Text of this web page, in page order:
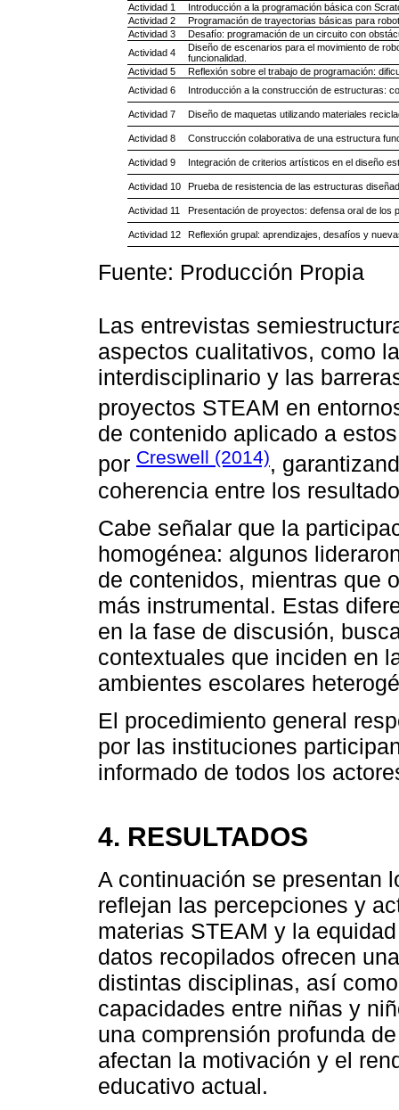
Actividad 1
Introducción a la programación básica con
Actividad 2
Programación de trayectorias básicas para
Actividad 3
Desafío: programación de un circuito con
Actividad 4
Diseño de escenarios para el movimiento de
funcionalidad.
Actividad 5
Reflexión sobre el trabajo de programación:
Actividad 6
Introducción a la construcción de estructuras:
Actividad 7 Diseño de maquetas utilizando materiales
Actividad 8 Construcción colaborativa de una estructura
Actividad 9 Integración de criterios artísticos en el diseño
Actividad 10 Prueba de resistencia de las estructuras
Actividad 11 Presentación de proyectos: defensa oral de los
Actividad 12 Reflexión grupal: aprendizajes, desafíos y
Fuente: Producción Propia
Las entrevistas
aspectos cualitativos, como
interdisciplinario y las
proyectos STEAM en
de contenido aplicado a
por Creswell (2014),
coherencia entre los
Cabe señalar que la
homogénea: algunos
de contenidos, mientras que
más instrumental. Estas
en la fase de discusión,
contextuales que inciden en
ambientes escolares
El procedimiento general
por las instituciones
informado de todos los
4. RESULTADOS
A continuación se presentan
reflejan las percepciones y
materias STEAM y la
datos recopilados ofrecen
distintas disciplinas, así
capacidades entre niñas y
una comprensión profunda
afectan la motivación y el
educativo actual.